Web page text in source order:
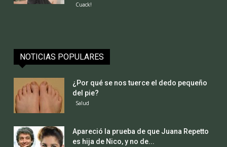
Cuack!
NOTICIAS POPULARES
¿Por qué se nos tuerce el dedo pequeño
del pie?
Salud
Apareció la prueba de que Juana Repetto
es hija de Nico, y no de...